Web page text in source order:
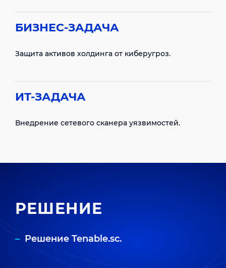
БИЗНЕС-ЗАДАЧА
Защита активов холдинга от киберугроз.
ИТ-ЗАДАЧА
Внедрение сетевого сканера уязвимостей.
РЕШЕНИЕ
Решение Tenable.sc.